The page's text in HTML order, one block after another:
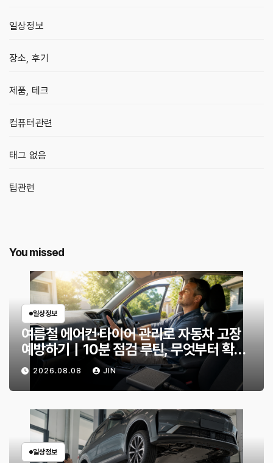
일상정보
장소, 후기
제품, 테크
컴퓨터관련
태그 없음
팁관련
You missed
일상정보
여름철 에어컨·타이어 관리로 자동차 고장
예방하기｜10분 점검 루틴, 무엇부터 확인
할까?
2026.08.08 JIN
일상정보